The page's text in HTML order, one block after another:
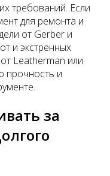
требований. Если
для ремонта и
от Gerber и
и экстренных
Leatherman или
прочность и
за